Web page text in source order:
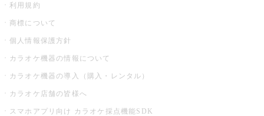
利用規約
商標について
個人情報保護方針
カラオケ機器の情報について
カラオケ機器の導入（購入・レンタル）
カラオケ店舗の皆様へ
スマホアプリ向け カラオケ採点機能SDK